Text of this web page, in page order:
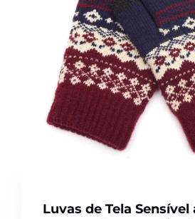
Luvas de Tela Sensível